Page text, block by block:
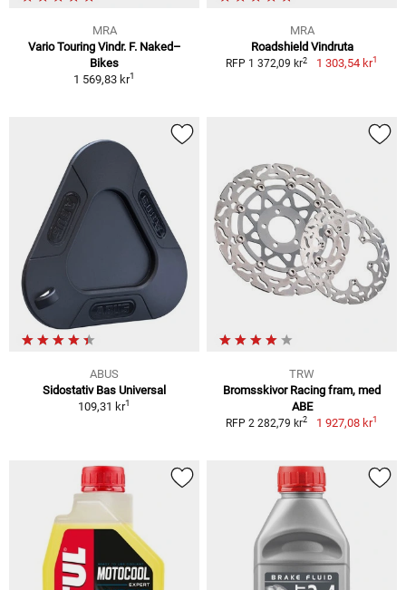
MRA
Vario Touring Vindr. F. Naked–
Bikes
1 569,83 kr1
MRA
Roadshield Vindruta
RFP 1 372,09 kr2 1 303,54 kr1
ABUS
Sidostativ Bas Universal
109,31 kr1
TRW
Bromsskivor Racing fram, med
ABE
RFP 2 282,79 kr2 1 927,08 kr1